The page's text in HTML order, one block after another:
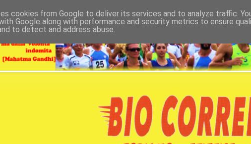
cookies from Google to deliver its services and to analyze traffic.
Google along with performance and security metrics to ensure
to detect and address abuse.